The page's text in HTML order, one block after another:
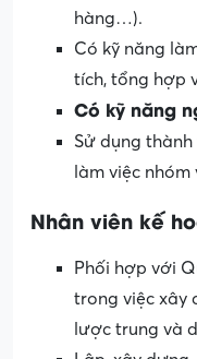
hàng…).
Có kỹ năng
tích, tổng hợp
Có kỹ năng
Sử dụng
làm việc
Nhân viên kế
Phối hợp với
trong việc xây
lược trung và